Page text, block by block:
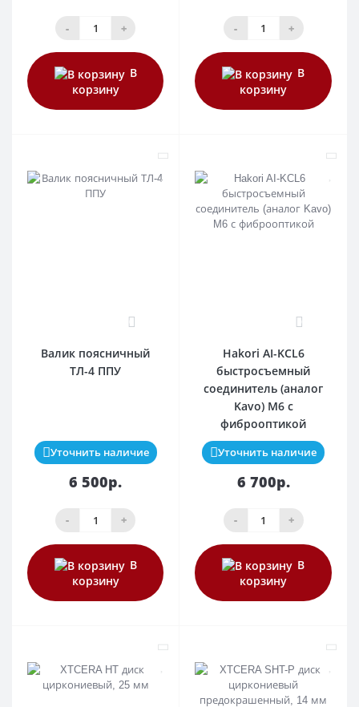
- +
В
корзину
- +
В
корзину
0
Валик поясничный
ТЛ-4 ППУ
Уточнить наличие
6 500р.
- +
В
корзину
0
Hakori AI-KCL6
быстросъемный
соединитель (аналог
Kavo) M6 с
фиброоптикой
Уточнить наличие
6 700р.
- +
В
корзину